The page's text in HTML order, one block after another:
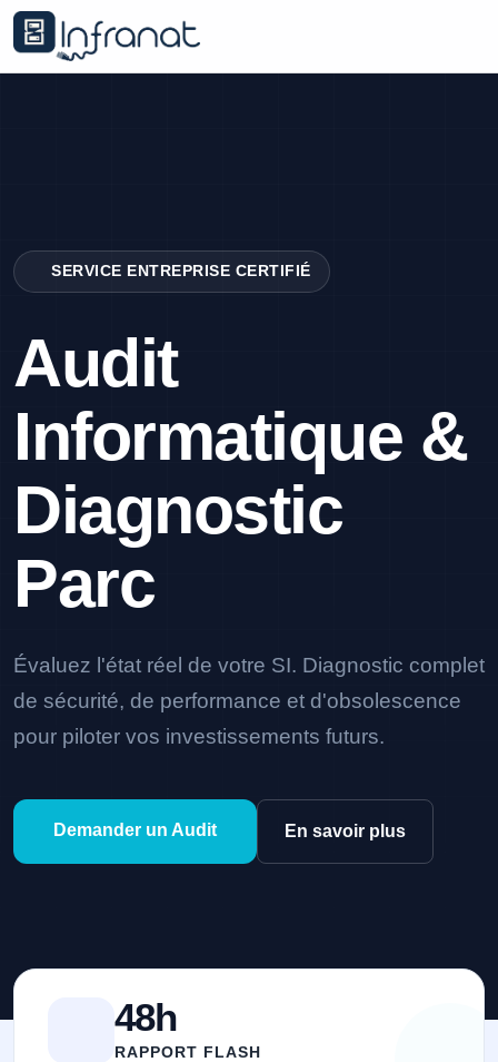
SERVICE ENTREPRISE CERTIFIÉ
Audit
Informatique &
Diagnostic
Parc
Évaluez l'état réel de votre SI. Diagnostic complet
de sécurité, de performance et d'obsolescence
pour piloter vos investissements futurs.
Demander un Audit En savoir plus
48h
RAPPORT FLASH